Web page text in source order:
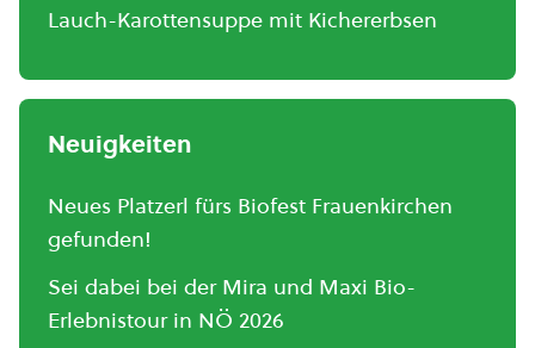
Lauch-Karottensuppe mit Kichererbsen
Neuigkeiten
Neues Platzerl fürs Biofest Frauenkirchen
gefunden!
Sei dabei bei der Mira und Maxi Bio-
Erlebnistour in NÖ 2026